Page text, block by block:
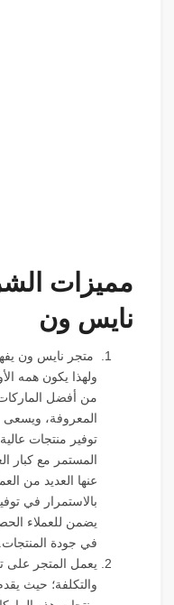
مميزات
نايس ون
متجر نايس ون
ولهذا يكون همه
من أفضل الماركات
المعروفة، ويسعى
توفير منتجات
المستمر مع كبار
عنها العديد من
بالاستمرار في
يضمن للعملاء
في جودة المنتجات.
يعمل المتجر على
والتكلفة؛ حيث